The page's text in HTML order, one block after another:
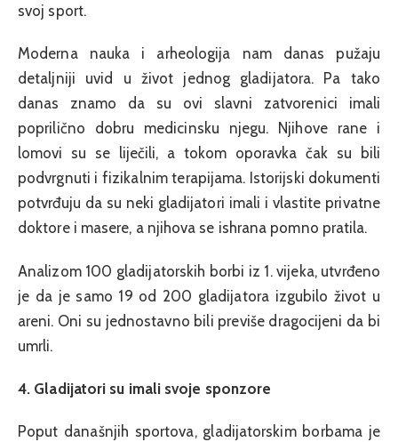
svoj sport.
Moderna nauka i arheologija nam danas pužaju
detaljniji uvid u život jednog gladijatora. Pa tako
danas znamo da su ovi slavni zatvorenici imali
poprilično dobru medicinsku njegu. Njihove rane i
lomovi su se liječili, a tokom oporavka čak su bili
podvrgnuti i fizikalnim terapijama. Istorijski dokumenti
potvrđuju da su neki gladijatori imali i vlastite privatne
doktore i masere, a njihova se ishrana pomno pratila.
Analizom 100 gladijatorskih borbi iz 1. vijeka, utvrđeno
je da je samo 19 od 200 gladijatora izgubilo život u
areni. Oni su jednostavno bili previše dragocijeni da bi
umrli.
4. Gladijatori su imali svoje sponzore
Poput današnjih sportova, gladijatorskim borbama je